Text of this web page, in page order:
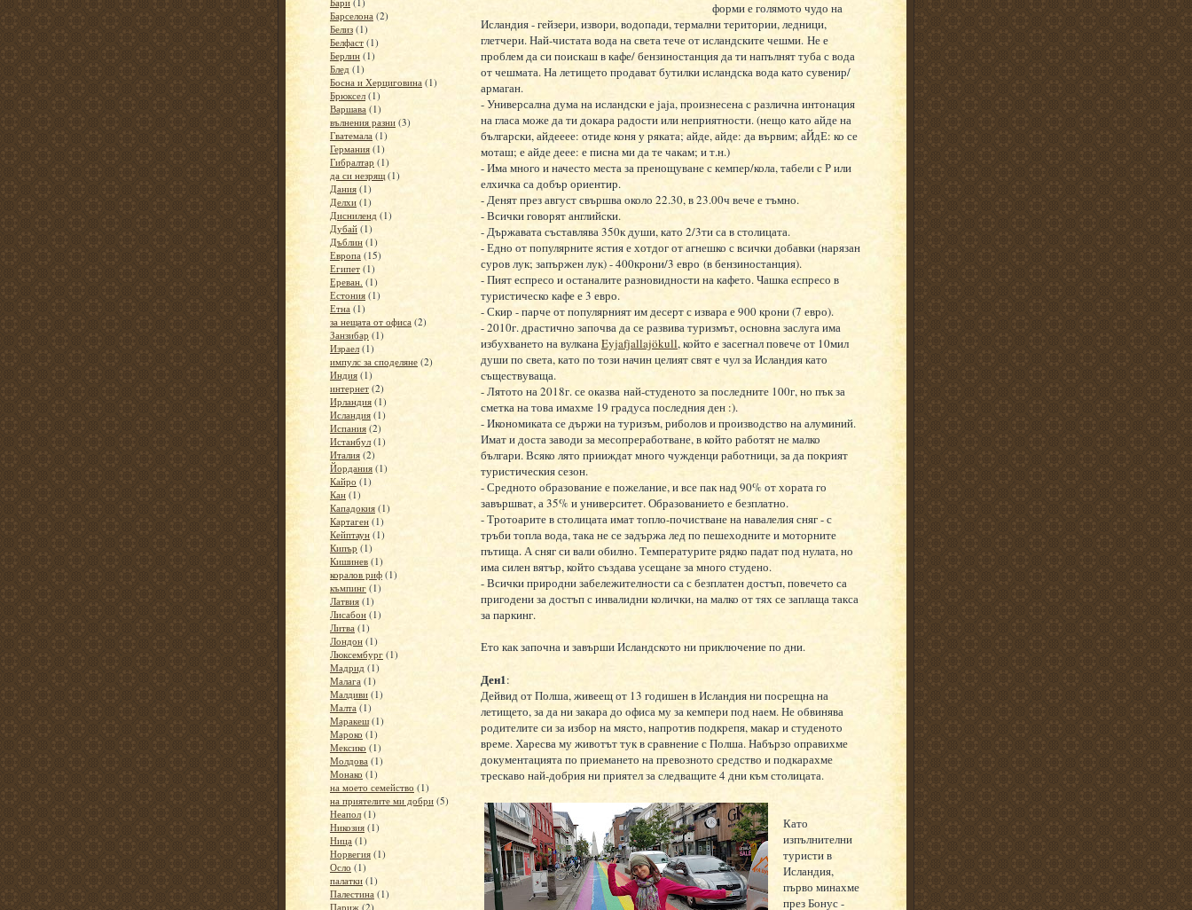
Барселона (2)
Белиз (1)
Белфаст (1)
Берлин (1)
Блед (1)
Босна и Херциговина (1)
Брюксел (1)
Варшава (1)
вълнения разни (3)
Гватемала (1)
Германия (1)
Гибралтар (1)
да си незрящ (1)
Дания (1)
Делхи (1)
Дисниленд (1)
Дубай (1)
Дъблин (1)
Европа (15)
Египет (1)
Ереван. (1)
Естония (1)
Етна (1)
за нещата от офиса (2)
Занзибар (1)
Израел (1)
импулс за споделяне (2)
Индия (1)
интернет (2)
Ирландия (1)
Исландия (1)
Испания (2)
Истанбул (1)
Италия (2)
Йордания (1)
Кайро (1)
Кан (1)
Кападокия (1)
Картаген (1)
Кейптаун (1)
Кипър (1)
Кишинев (1)
коралов риф (1)
къмпинг (1)
Латвия (1)
Лисабон (1)
Литва (1)
Лондон (1)
Люксембург (1)
Мадрид (1)
Малага (1)
Малдиви (1)
Малта (1)
Маракеш (1)
Мароко (1)
Мексико (1)
Молдова (1)
Монако (1)
на моето семейство (1)
на приятелите ми добри (5)
Неапол (1)
Никозия (1)
Ница (1)
Норвегия (1)
Осло (1)
палатки (1)
Палестина (1)
Париж (2)
форми е голямото чудо на
Исландия - гейзери, извори, водопади, термални територии, ледници,
глетчери. Най-чистата вода на света тече от исландските чешми. Не е
проблем да си поискаш в кафе/ бензиностанция да ти напълнят туба с вода
от чешмата. На летището продават бутилки исландска вода като сувенир/
армаган.
- Универсална дума на исландски е jaja, произнесена с различна интонация
на гласа може да ти докара радости или неприятности. (нещо като айде на
български, айдееее: отиде коня у ряката; айде, айде: да вървим; аЙдЕ: ко се
моташ; е айде деее: е писна ми да те чакам; и т.н.)
- Има много и начесто места за пренощуване с кемпер/кола, табели с Р или
елхичка са добър ориентир.
- Денят през август свършва около 22.30, в 23.00ч вече е тъмно.
- Всички говорят английски.
- Държавата съставлява 350к души, като 2/3ти са в столицата.
- Едно от популярните ястия е хотдог от агнешко с всички добавки (нарязан
суров лук; запържен лук) - 400крони/3 евро (в бензиностанция).
- Пият еспресо и останалите разновидности на кафето. Чашка еспресо в
туристическо кафе е 3 евро.
- Скир - парче от популярният им десерт с извара е 900 крони (7 евро).
- 2010г. драстично започва да се развива туризмът, основна заслуга има
избухването на вулканаEyjafjallajökull, който е засегнал повече от 10мил
души по света, като по този начин целият свят е чул за Исландия като
съществуваща.
- Лятото на 2018г. се оказва най-студеното за последните 100г, но пък за
сметка на това имахме 19 градуса последния ден :).
- Икономиката се държи на туризъм, риболов и производство на алуминий.
Имат и доста заводи за месопреработване, в който работят не малко
българи. Всяко лято прииждат много чужденци работници, за да покрият
туристическия сезон.
- Средното образование е пожелание, и все пак над 90% от хората го
завършват, а 35% и университет. Образованието е безплатно.
- Тротоарите в столицата имат топло-почистване на навалелия сняг - с
тръби топла вода, така не се задържа лед по пешеходните и моторните
пътища. А сняг си вали обилно. Температурите рядко падат под нулата, но
има силен вятър, който създава усещане за много студено.
- Всички природни забележителности са с безплатен достъп, повечето са
пригодени за достъп с инвалидни колички, на малко от тях се заплаща такса
за паркинг.
Ето как започна и завърши Исландското ни приключение по дни.
Ден1:
Дейвид от Полша, живеещ от 13 годишен в Исландия ни посрещна на
летището, за да ни закара до офиса му за кемпери под наем. Не обвинява
родителите си за избор на място, напротив подкрепя, макар и студеното
време. Харесва му животът тук в сравнение с Полша. Набързо оправихме
документацията по приемането на превозното средство и подкарахме
трескаво най-добрия ни приятел за следващите 4 дни към столицата.
Като
изпълнителни
туристи в
Исландия,
първо минахме
през Бонус -